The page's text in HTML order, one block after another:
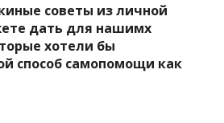
советы из личной
дать для нашимх
хотели бы
способ самопомощи как